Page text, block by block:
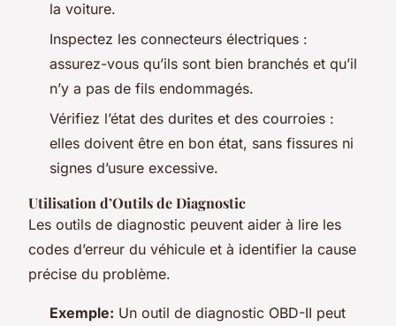
la voiture.
Inspectez les connecteurs électriques :
assurez-vous qu’ils sont bien branchés et qu’il
n’y a pas de fils endommagés.
Vérifiez l’état des durites et des courroies :
elles doivent être en bon état, sans fissures ni
signes d’usure excessive.
Utilisation d’Outils de Diagnostic
Les outils de diagnostic peuvent aider à lire les
codes d’erreur du véhicule et à identifier la cause
précise du problème.
Exemple: Un outil de diagnostic OBD-II peut